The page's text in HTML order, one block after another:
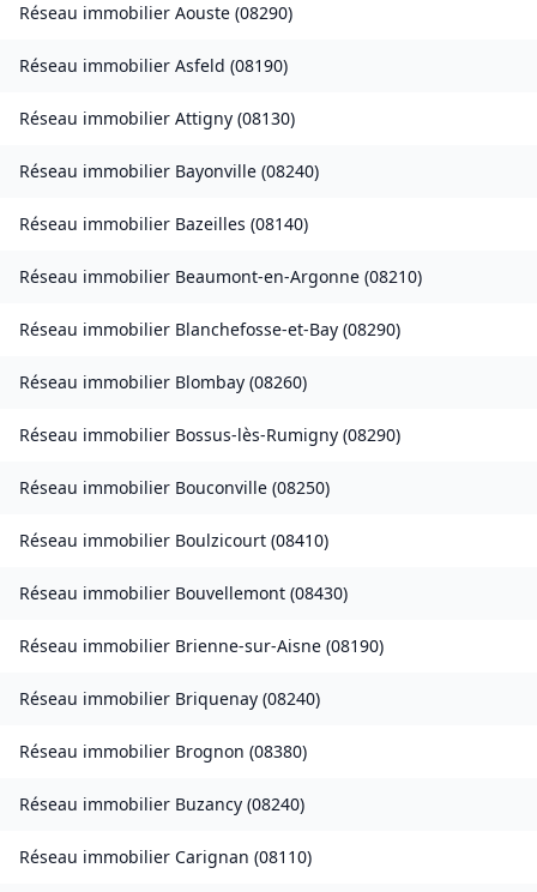
Réseau immobilier Aouste (08290)
Réseau immobilier Asfeld (08190)
Réseau immobilier Attigny (08130)
Réseau immobilier Bayonville (08240)
Réseau immobilier Bazeilles (08140)
Réseau immobilier Beaumont-en-Argonne (08210)
Réseau immobilier Blanchefosse-et-Bay (08290)
Réseau immobilier Blombay (08260)
Réseau immobilier Bossus-lès-Rumigny (08290)
Réseau immobilier Bouconville (08250)
Réseau immobilier Boulzicourt (08410)
Réseau immobilier Bouvellemont (08430)
Réseau immobilier Brienne-sur-Aisne (08190)
Réseau immobilier Briquenay (08240)
Réseau immobilier Brognon (08380)
Réseau immobilier Buzancy (08240)
Réseau immobilier Carignan (08110)